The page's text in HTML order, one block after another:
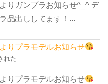
りガンプラお知らせ^_^ デ
品出ししてます！...
りプラモデルお知らせ
れた
りプラモデルお知らせ